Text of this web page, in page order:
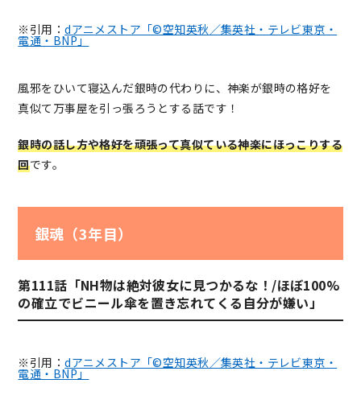
※引用：dアニメストア「©空知英秋／集英社・テレビ東京・
電通・BNP」
風邪をひいて寝込んだ銀時の代わりに、神楽が銀時の格好を
真似て万事屋を引っ張ろうとする話です！
銀時の話し方や格好を頑張って真似ている神楽にほっこりする
回です。
銀魂（3年目）
第111話「NH物は絶対彼女に見つかるな！/ほぼ100%
の確立でビニール傘を置き忘れてくる自分が嫌い」
※引用：dアニメストア「©空知英秋／集英社・テレビ東京・
電通・BNP」